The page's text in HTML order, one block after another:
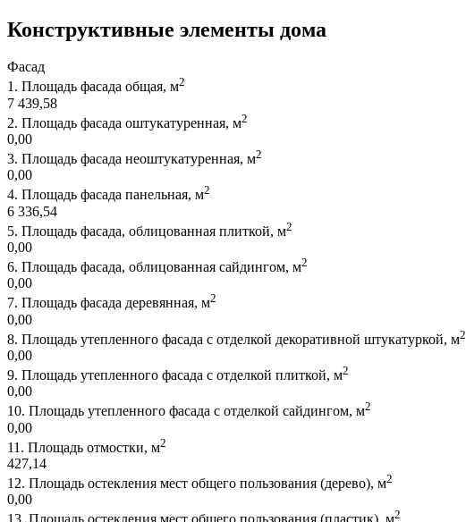
Конструктивные элементы дома
Фасад
1. Площадь фасада общая, м2
7 439,58
2. Площадь фасада оштукатуренная, м2
0,00
3. Площадь фасада неоштукатуренная, м2
0,00
4. Площадь фасада панельная, м2
6 336,54
5. Площадь фасада, облицованная плиткой, м2
0,00
6. Площадь фасада, облицованная сайдингом, м2
0,00
7. Площадь фасада деревянная, м2
0,00
8. Площадь утепленного фасада с отделкой декоративной штукатуркой, м2
0,00
9. Площадь утепленного фасада с отделкой плиткой, м2
0,00
10. Площадь утепленного фасада с отделкой сайдингом, м2
0,00
11. Площадь отмостки, м2
427,14
12. Площадь остекления мест общего пользования (дерево), м2
0,00
2